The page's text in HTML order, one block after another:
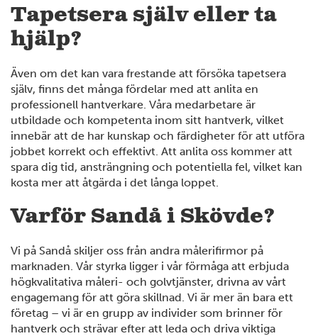
Tapetsera själv eller ta
hjälp?
Även om det kan vara frestande att försöka tapetsera
själv, finns det många fördelar med att anlita en
professionell hantverkare. Våra medarbetare är
utbildade och kompetenta inom sitt hantverk, vilket
innebär att de har kunskap och färdigheter för att utföra
jobbet korrekt och effektivt. Att anlita oss kommer att
spara dig tid, ansträngning och potentiella fel, vilket kan
kosta mer att åtgärda i det långa loppet.
Varför Sandå i Skövde?
Vi på Sandå skiljer oss från andra målerifirmor på
marknaden. Vår styrka ligger i vår förmåga att erbjuda
högkvalitativa måleri- och golvtjänster, drivna av vårt
engagemang för att göra skillnad. Vi är mer än bara ett
företag – vi är en grupp av individer som brinner för
hantverk och strävar efter att leda och driva viktiga